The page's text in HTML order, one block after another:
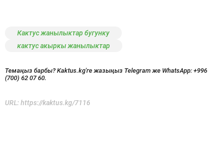
Кактус жанылыктар бугунку
кактус акыркы жанылыктар
Темаңыз барбы? Kaktus.kg'ге жазыңыз Telegram же WhatsApp: +996
(700) 62 07 60.
URL: https://kaktus.kg/7116